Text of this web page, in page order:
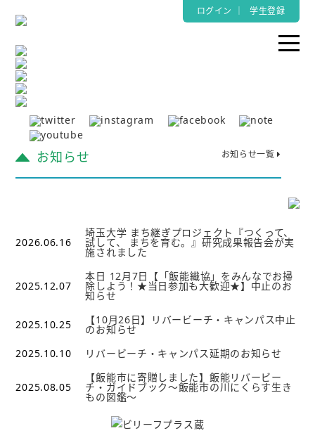
ログイン 学生登録
お知らせ お知らせ一覧
2026.06.16
埼玉大学 まち継ぎプロジェクト『つくって、
試して、 まちを育む。』研究成果報告会が実
施されました
2025.12.07
本日 12月7日【「飯能織協」をみんなでお掃
除しよう！★当日参加も大歓迎★】中止のお
知らせ
2025.10.25 【10月26日】リバービーチ・キャンパス中止
のお知らせ
2025.10.10
リバービーチ・キャンパス延期のお知らせ
2025.08.05
【飯能市に寄贈しました】飯能リバービー
チ・ガイドブック～飯能市の川にくらす生き
もの図鑑～